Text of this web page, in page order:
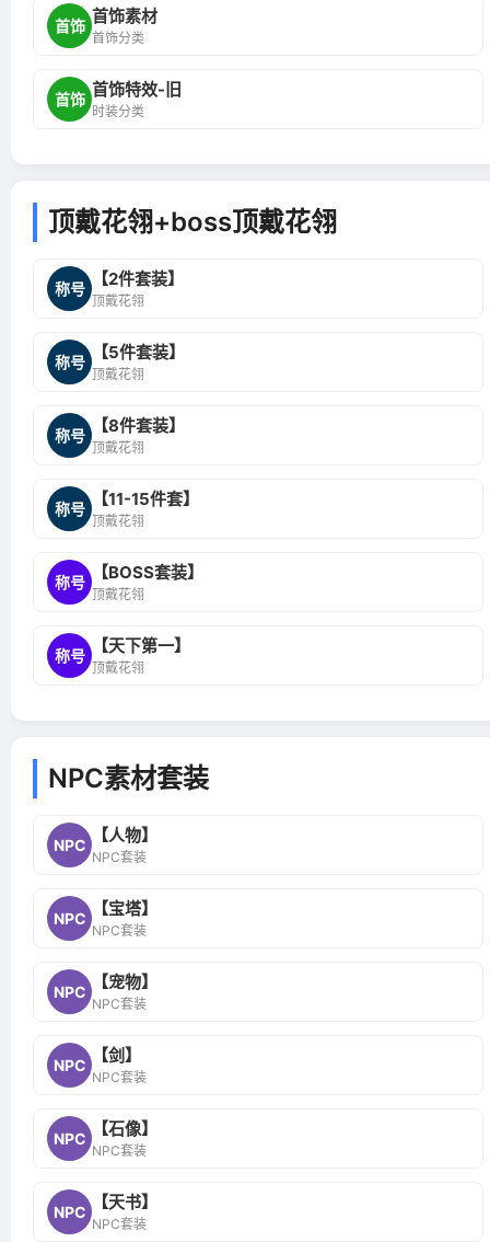
首饰 首饰素材
首饰分类
首饰 首饰特效-旧
时装分类
顶戴花翎+boss顶戴花翎
称号 【2件套装】
顶戴花翎
称号 【5件套装】
顶戴花翎
称号 【8件套装】
顶戴花翎
称号 【11-15件套】
顶戴花翎
称号 【BOSS套装】
顶戴花翎
称号 【天下第一】
顶戴花翎
NPC素材套装
NPC 【人物】
NPC套装
NPC 【宝塔】
NPC套装
NPC 【宠物】
NPC套装
NPC 【剑】
NPC套装
NPC 【石像】
NPC套装
NPC 【天书】
NPC套装